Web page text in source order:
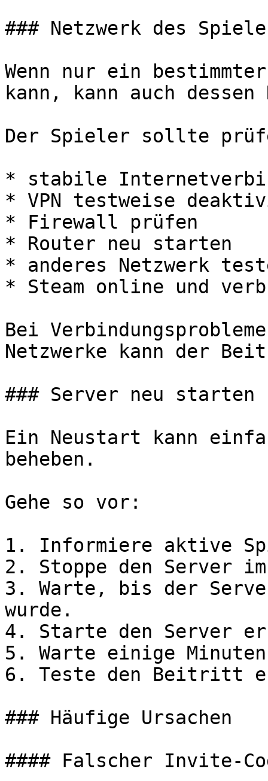
### Netzwerk des
Wenn nur ein
kann, kann auch
Der Spieler sollte
* stabile
* VPN testweise
* Firewall prüfen
* Router neu starten
* anderes Netzwerk
* Steam online und
Bei
Netzwerke kann der
### Server neu starten
Ein Neustart kann
beheben.
Gehe so vor:
1. Informiere aktive
2. Stoppe den Server im
3. Warte, bis der
wurde.
4. Starte den Server
5. Warte einige
6. Teste den Beitritt
### Häufige Ursachen
#### Falscher Invite-